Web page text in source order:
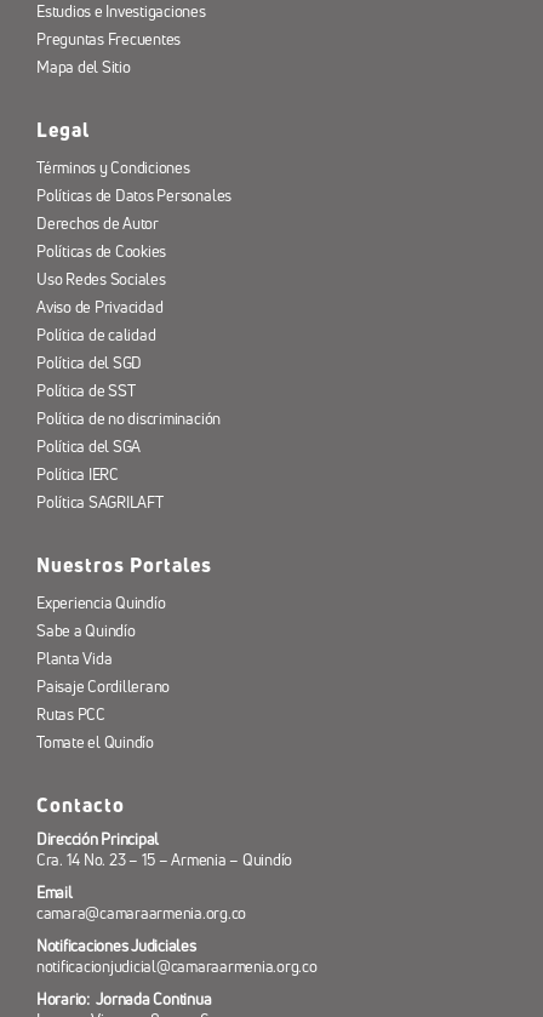
Estudios e Investigaciones
Preguntas Frecuentes
Mapa del Sitio
Legal
Términos y Condiciones
Políticas de Datos Personales
Derechos de Autor
Políticas de Cookies
Uso Redes Sociales
Aviso de Privacidad
Política de calidad
Política del SGD
Política de SST
Política de no discriminación
Política del SGA
Política IERC
Política SAGRILAFT
Nuestros Portales
Experiencia Quindío
Sabe a Quindío
Planta Vida
Paisaje Cordillerano
Rutas PCC
Tomate el Quindío
Contacto
Dirección Principal
Cra. 14 No. 23 – 15 – Armenia – Quindío
Email
camara@camaraarmenia.org.co
Notificaciones Judiciales
notificacionjudicial@camaraarmenia.org.co
Horario: Jornada Continua